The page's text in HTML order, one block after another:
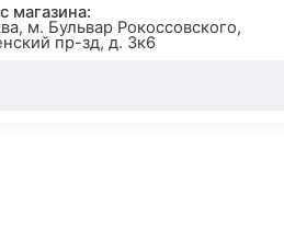
магазина:
м. Бульвар Рокоссовского,
пр-зд, д. 3к6